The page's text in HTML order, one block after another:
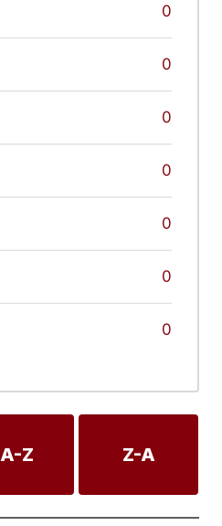
0
0
0
0
0
0
0
A-Z Z-A